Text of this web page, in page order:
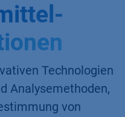
Technologien
Analysemethoden,
von